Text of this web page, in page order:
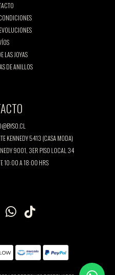
LAS JOYAS
DE ANILLOS
KENNEDY 5413 (CASA MODA)
9001, 3ER PISO LOCAL 34
10:00 A 18:00 HRS